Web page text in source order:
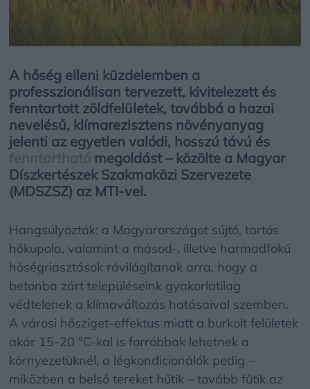
A hőség elleni küzdelemben a
professzionálisan tervezett, kivitelezett és
fenntartott zöldfelületek, továbbá a hazai
nevelésű, klímarezisztens növényanyag
jelenti az egyetlen valódi, hosszú távú és
megoldást – közölte a Magyar
Díszkertészek Szakmaközi Szervezete
(MDSZSZ) az MTI-vel.
Hangsúlyozták: a Magyarországot sújtó, tartós
hőkupola, valamint a másod-, illetve harmadfokú
hőségriasztások rávilágítanak arra, hogy a
betonba zárt településeink gyakorlatilag
védtelenek a klímaváltozás hatásaival szemben.
A városi hősziget-effektus miatt a burkolt felületek
akár 15-20 °C-kal is forróbbak lehetnek a
környezetüknél, a légkondicionálók pedig –
miközben a belső tereket hűtik – tovább fűtik az